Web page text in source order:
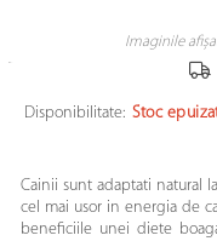
Imaginile
Disponibilitate: Stoc
Cainii sunt adaptati natural
cel mai usor in energia de
beneficiile unei diete